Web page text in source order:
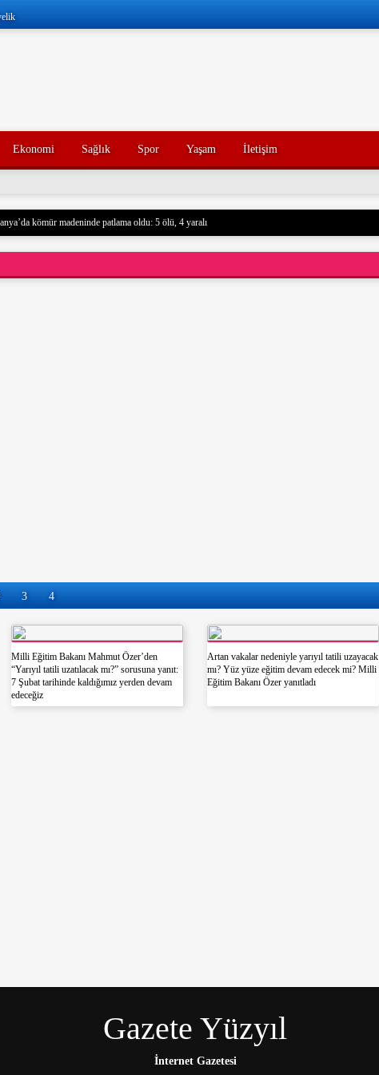
Ekonomi Sağlık Spor Yaşam İletişim
kömür madeninde patlama oldu: 5 ölü, 4 yaralı
3 4
Milli Eğitim Bakanı Mahmut Özer’den
“Yarıyıl tatili uzatılacak mı?” sorusuna yanıt:
7 Şubat tarihinde kaldığımız yerden devam
edeceğiz
Artan vakalar nedeniyle yarıyıl tatili uzayacak
mı? Yüz yüze eğitim devam edecek mi? Milli
Eğitim Bakanı Özer yanıtladı
Gazete Yüzyıl
İnternet Gazetesi